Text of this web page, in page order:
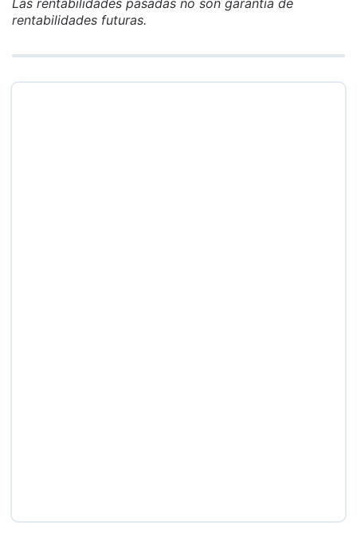
Las rentabilidades pasadas no son garantía de
rentabilidades futuras.